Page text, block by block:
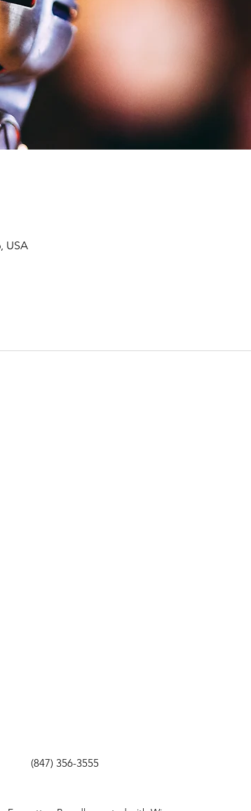
USA
(847) 356-3555